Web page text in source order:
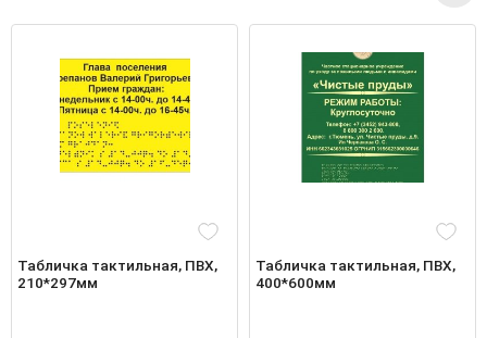
Табличка тактильная, ПВХ,
210*297мм
Табличка тактильная, ПВХ,
400*600мм